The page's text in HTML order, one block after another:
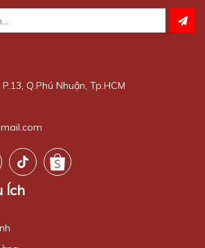
Q.Phú Nhuận, Tp.HCM
Ích